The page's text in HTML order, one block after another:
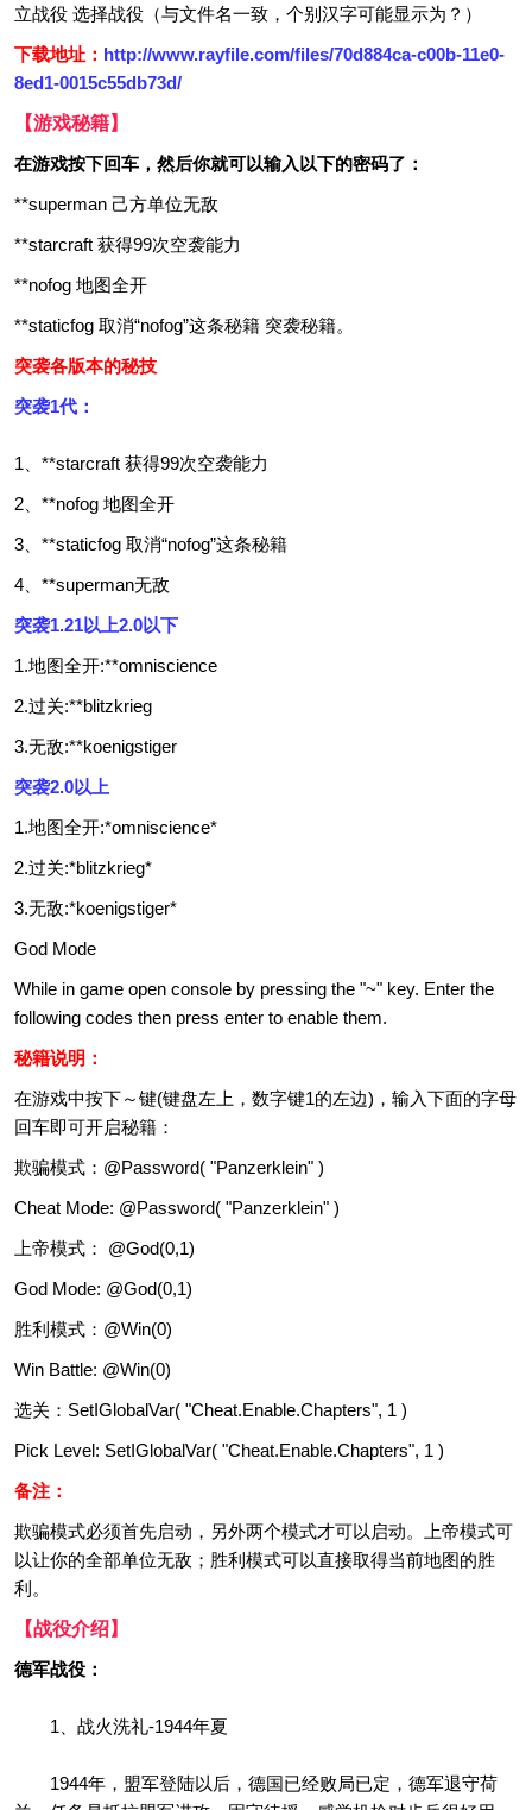
立战役 选择战役（与文件名一致，个别汉字可能显示为？）
下载地址： http://www.rayfile.com/files/70d884ca-c00b-11e0-
8ed1-0015c55db73d/
【游戏秘籍】
在游戏按下回车，然后你就可以输入以下的密码了：
**superman 己方单位无敌
**starcraft 获得99次空袭能力
**nofog 地图全开
**staticfog 取消“nofog”这条秘籍 突袭秘籍。
突袭各版本的秘技
突袭1代：
1、**starcraft 获得99次空袭能力
2、**nofog 地图全开
3、**staticfog 取消“nofog”这条秘籍
4、**superman无敌
突袭1.21以上2.0以下
1.地图全开:**omniscience
2.过关:**blitzkrieg
3.无敌:**koenigstiger
突袭2.0以上
1.地图全开:*omniscience*
2.过关:*blitzkrieg*
3.无敌:*koenigstiger*
God Mode
While in game open console by pressing the "~" key. Enter the
following codes then press enter to enable them.
秘籍说明：
在游戏中按下～键(键盘左上，数字键1的左边)，输入下面的字母
回车即可开启秘籍：
欺骗模式：@Password( "Panzerklein" )
Cheat Mode: @Password( "Panzerklein" )
上帝模式： @God(0,1)
God Mode: @God(0,1)
胜利模式：@Win(0)
Win Battle: @Win(0)
选关：SetIGlobalVar( "Cheat.Enable.Chapters", 1 )
Pick Level: SetIGlobalVar( "Cheat.Enable.Chapters", 1 )
备注：
欺骗模式必须首先启动，另外两个模式才可以启动。上帝模式可
以让你的全部单位无敌；胜利模式可以直接取得当前地图的胜
利。
【战役介绍】
德军战役：
1、战火洗礼-1944年夏
1944年，盟军登陆以后，德国已经败局已定，德军退守荷